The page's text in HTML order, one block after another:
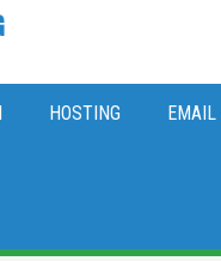
HOSTING EMAIL